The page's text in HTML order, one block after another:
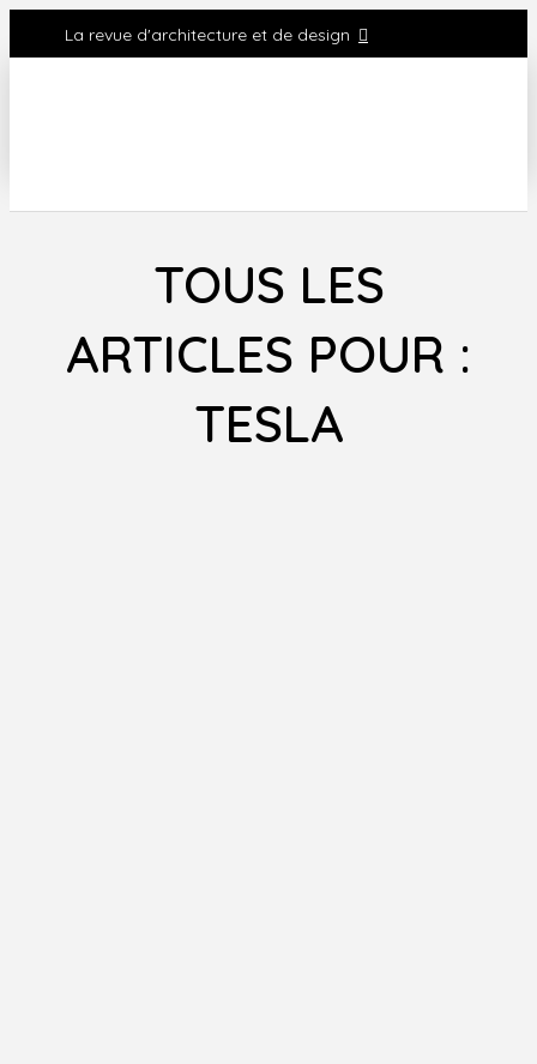
La revue d'architecture et de design
TOUS LES
ARTICLES POUR :
TESLA